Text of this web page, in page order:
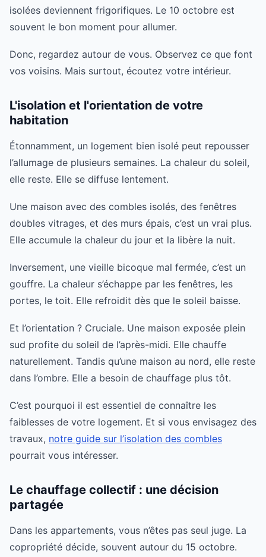
isolées deviennent frigorifiques. Le 10 octobre est
souvent le bon moment pour allumer.
Donc, regardez autour de vous. Observez ce que font
vos voisins. Mais surtout, écoutez votre intérieur.
L'isolation et l'orientation de votre
habitation
Étonnamment, un logement bien isolé peut repousser
l’allumage de plusieurs semaines. La chaleur du soleil,
elle reste. Elle se diffuse lentement.
Une maison avec des combles isolés, des fenêtres
doubles vitrages, et des murs épais, c’est un vrai plus.
Elle accumule la chaleur du jour et la libère la nuit.
Inversement, une vieille bicoque mal fermée, c’est un
gouffre. La chaleur s’échappe par les fenêtres, les
portes, le toit. Elle refroidit dès que le soleil baisse.
Et l’orientation ? Cruciale. Une maison exposée plein
sud profite du soleil de l’après-midi. Elle chauffe
naturellement. Tandis qu’une maison au nord, elle reste
dans l’ombre. Elle a besoin de chauffage plus tôt.
C’est pourquoi il est essentiel de connaître les
faiblesses de votre logement. Et si vous envisagez des
travaux, notre guide sur l’isolation des combles
pourrait vous intéresser.
Le chauffage collectif : une décision
partagée
Dans les appartements, vous n’êtes pas seul juge. La
copropriété décide, souvent autour du 15 octobre.